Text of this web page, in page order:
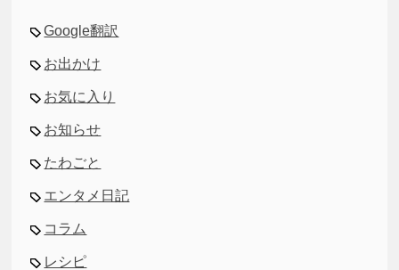
Google翻訳
お出かけ
お気に入り
お知らせ
たわごと
エンタメ日記
コラム
レシピ